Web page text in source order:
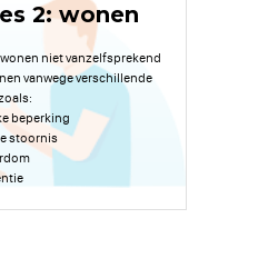
2: wonen
niet vanzelfsprekend
vanwege verschillende
beperking
stoornis